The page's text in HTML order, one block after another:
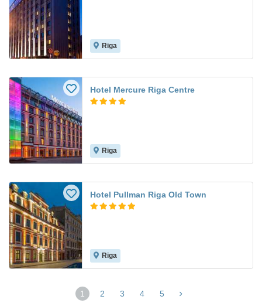
Riga
Hotel Mercure Riga Centre
Riga
Hotel Pullman Riga Old Town
Riga
1
(página
2 3 4 5